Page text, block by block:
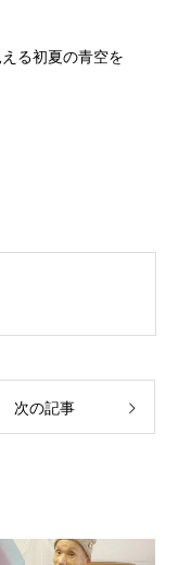
る初夏の青空を
次の記事